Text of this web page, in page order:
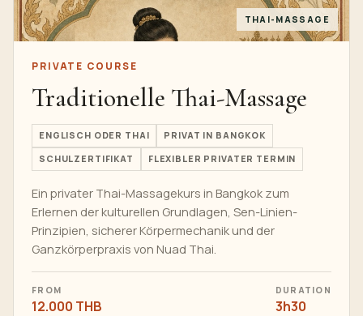
THAI-MASSAGE
PRIVATE COURSE
Traditionelle Thai-Massage
ENGLISCH ODER THAI PRIVAT IN BANGKOK
SCHULZERTIFIKAT FLEXIBLER PRIVATER TERMIN
Ein privater Thai-Massagekurs in Bangkok zum
Erlernen der kulturellen Grundlagen, Sen-Linien-
Prinzipien, sicherer Körpermechanik und der
Ganzkörperpraxis von Nuad Thai.
FROM
12.000 THB
DURATION
3h30